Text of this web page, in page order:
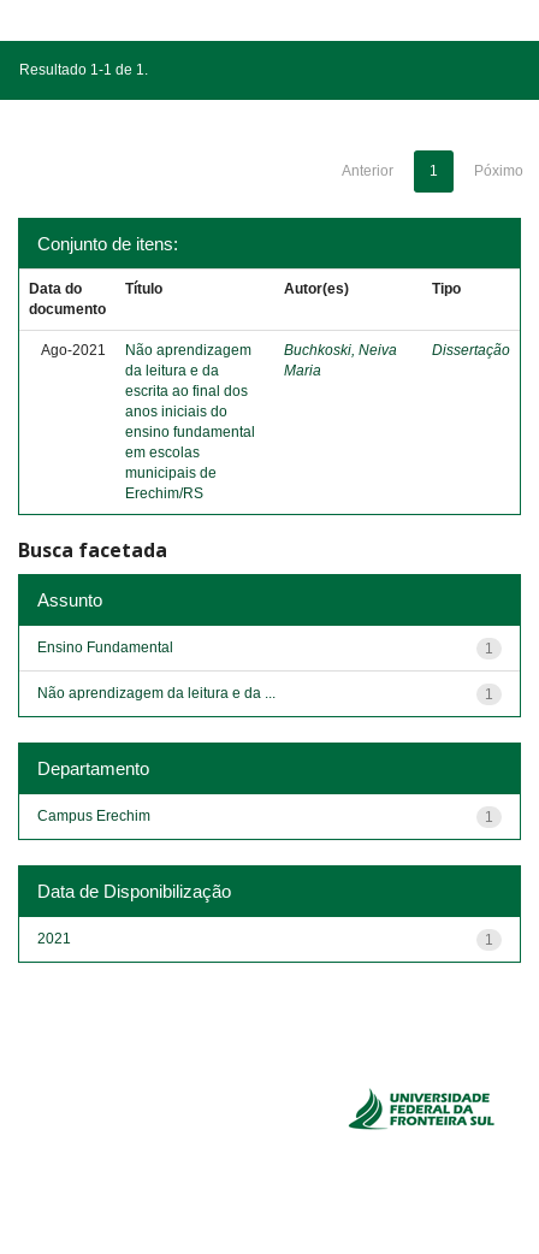
Resultado 1-1 de 1.
Anterior 1 Póximo
Conjunto de itens:
Data do
documento
Título Autor(es) Tipo
Ago-2021
Não aprendizagem
da leitura e da
escrita ao final dos
anos iniciais do
ensino fundamental
em escolas
municipais de
Erechim/RS
Buchkoski, Neiva
Maria
Dissertação
Busca facetada
Assunto
1
Ensino Fundamental
1
Não aprendizagem da leitura e da ...
Departamento
1
Campus Erechim
Data de Disponibilização
1
2021